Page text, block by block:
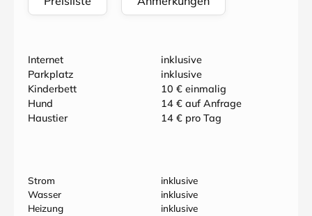
Internet
inklusive
Parkplatz
inklusive
Kinderbett
10 € einmalig
Hund
14 € auf Anfrage
Haustier
14 € pro Tag
Strom
inklusive
Wasser
inklusive
Heizung
inklusive